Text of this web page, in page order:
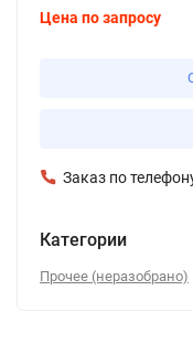
Цена по запросу
Заказ по
Категории
Прочее (неразобрано)